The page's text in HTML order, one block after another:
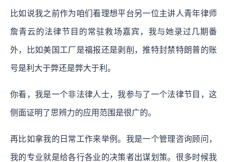
比如说我之前作为咱们看理想平台另一位主讲人青年律师
詹青云的法律节目的常驻救场嘉宾，我与她录过几期番
外，比如美国工厂是福报还是剥削，推特封禁特朗普的账
号是利大于弊还是弊大于利。
你看，我是一个非法律人士，我参与了一个法律节目，这
侧面证明了思辨力的应用范围是很广的。
再比如拿我的日常工作来举例。我是一个管理咨询顾问，
我的专业就是给各行各业的决策者出谋划策。很多时候我